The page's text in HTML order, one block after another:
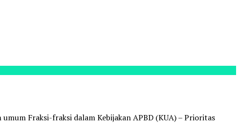
Fraksi-fraksi dalam Kebijakan APBD (KUA) – Prioritas